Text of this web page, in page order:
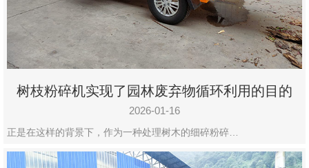
树枝粉碎机实现了园林废弃物循环利用的目的
2026-01-16
正是在这样的背景下，作为一种处理树木的细碎粉碎…